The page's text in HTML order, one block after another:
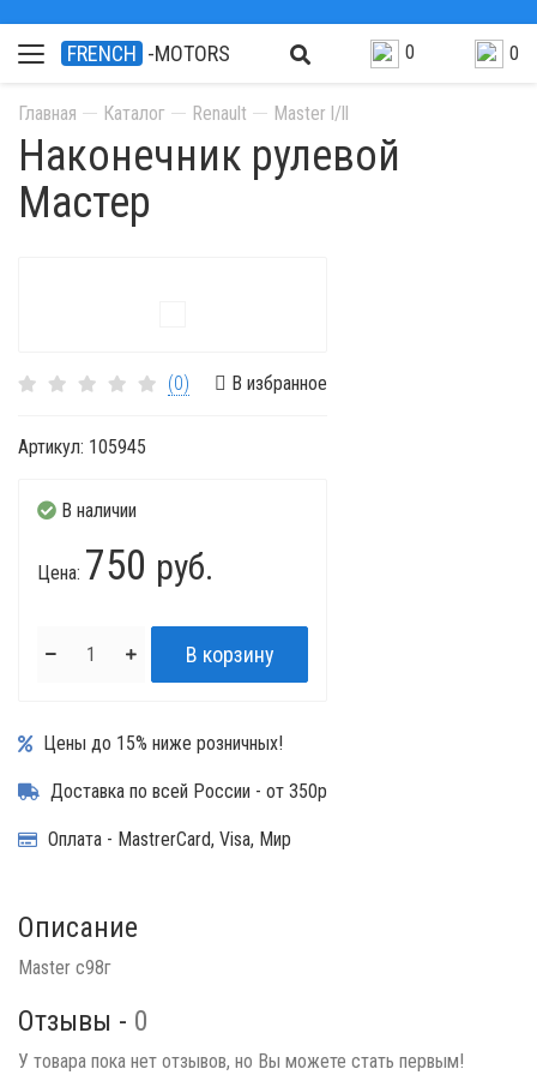
FRENCH -MOTORS 0 0
Главная Каталог Renault Master l/ll
Наконечник рулевой
Мастер
(0) В избранное
Артикул: 105945
В наличии
Цена: 750 руб.
Цены до 15% ниже розничных!
Доставка по всей России - от 350р
Оплата - MastrerCard, Visa, Мир
Описание
Master c98г
Отзывы - 0
У товара пока нет отзывов, но Вы можете стать первым!